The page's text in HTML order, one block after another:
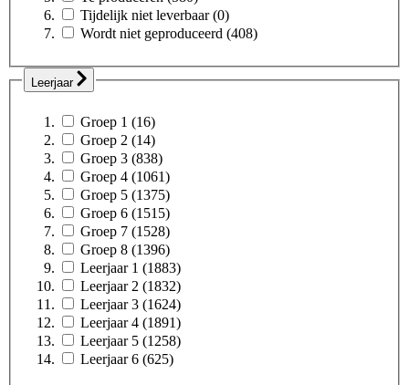
Tijdelijk niet leverbaar (0)
Wordt niet geproduceerd (408)
Leerjaar
Groep 1 (16)
Groep 2 (14)
Groep 3 (838)
Groep 4 (1061)
Groep 5 (1375)
Groep 6 (1515)
Groep 7 (1528)
Groep 8 (1396)
Leerjaar 1 (1883)
Leerjaar 2 (1832)
Leerjaar 3 (1624)
Leerjaar 4 (1891)
Leerjaar 5 (1258)
Leerjaar 6 (625)